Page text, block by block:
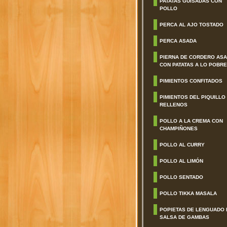
POLLO
PERCA AL AJO TOSTADO
PERCA ASADA
PIERNA DE CORDERO
CON PATATAS A LO POBRE
PIMIENTOS CONFITADOS
PIMIENTOS DEL PIQUILLO
RELLENOS
POLLO A LA CREMA CON
CHAMPIÑONES
POLLO AL CURRY
POLLO AL LIMÓN
POLLO SENTADO
POLLO TIKKA MASALA
POPIETAS DE LENGUADO
SALSA DE GAMBAS